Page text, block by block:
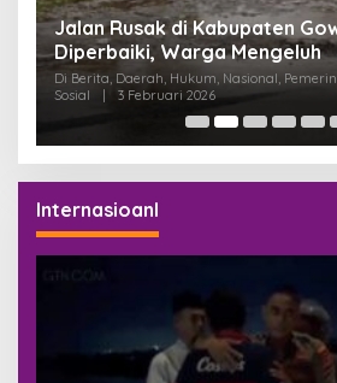
Jalan Rusak di Kabupaten
Diperbaiki, Warga Mengeluh
Di Berita, Daerah, Hukum, Nasional,
Sosial
3 Februari 2026
Internasioanl